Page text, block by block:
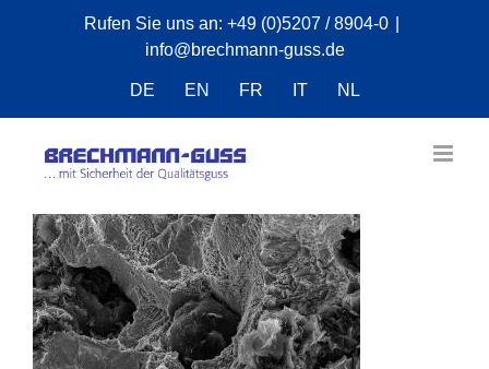
Rufen Sie uns an: +49 (0)5207 / 8904-0
info@brechmann-guss.de
DE EN FR IT NL